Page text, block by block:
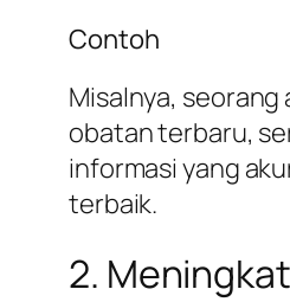
Contoh
Misalnya,
obatan terbaru,
informasi yang
terbaik.
2.